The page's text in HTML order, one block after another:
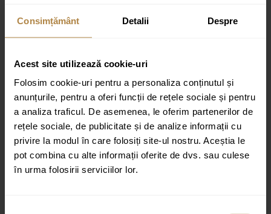
Consimțământ Detalii Despre
Acest site utilizează cookie-uri
Folosim cookie-uri pentru a personaliza conținutul și
anunțurile, pentru a oferi funcții de rețele sociale și pentru
a analiza traficul. De asemenea, le oferim partenerilor de
rețele sociale, de publicitate și de analize informații cu
privire la modul în care folosiți site-ul nostru. Aceștia le
pot combina cu alte informații oferite de dvs. sau culese
în urma folosirii serviciilor lor.
Culoare:Crom
Recenzii
Nu există recenzii până acum.
Fii primul care scrii o recenzie pentru „Baterie cada/dus incastrata
Omnires Parma cu corp ingropat si set de dus crom”
Adresa ta de email nu va fi publicată.
marcate cu *